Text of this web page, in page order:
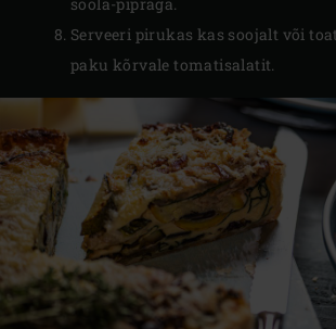
Serveeri pirukas kas soojalt või
paku kõrvale tomatisalatit.